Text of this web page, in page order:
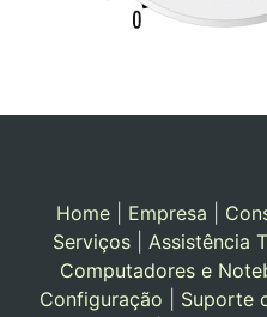
Home| Empresa
Serviços
Assistência
Computadores e
Configuração
Suporte